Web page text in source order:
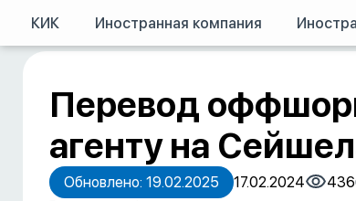
КИК Иностранная компания
GSL/Пресс-центр/Публикации /Перевод оффшорной
Перевод
агенту на
Обновлено: 19.02.2025 17.02.2024 436